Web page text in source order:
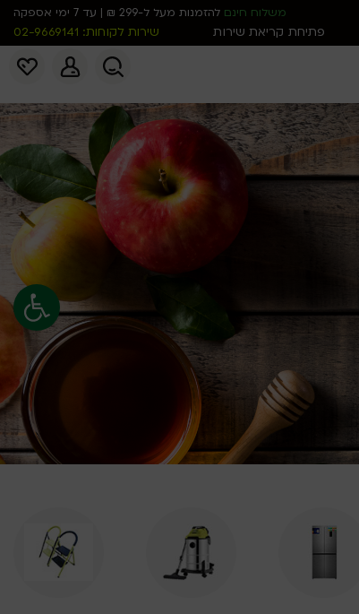
פתח סרגל
משלוח חינם להזמנות מעל ל-299 ₪ | עד 7 ימי אספקה
פתיחת קריאת שירות שירות לקוחות: 02-9669141